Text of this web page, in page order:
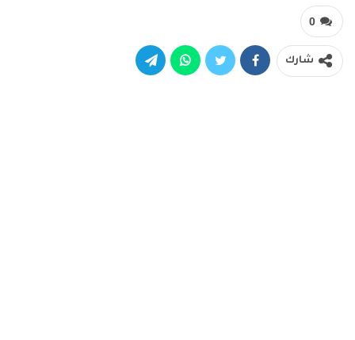
0
شارك